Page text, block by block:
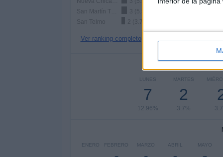
San Martín Tucumán
3 (5.56%)
San Telmo
2 (3.7%)
Ver ranking completo
LUNES
7
12.96%
MARTES
2
3.7%
ENERO FEBRERO MARZO ABRIL MAYO